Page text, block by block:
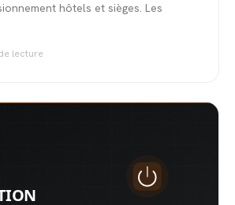
hôtels et sièges. Les
lecture